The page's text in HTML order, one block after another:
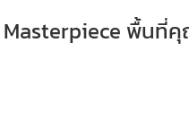
Masterpiece พื้นที่